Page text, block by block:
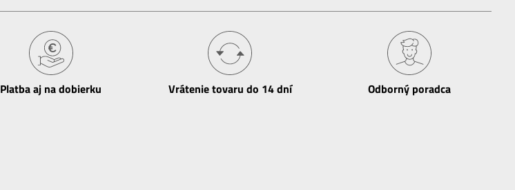
Platba aj na dobierku Vrátenie tovaru do 14 dní Odborný poradca